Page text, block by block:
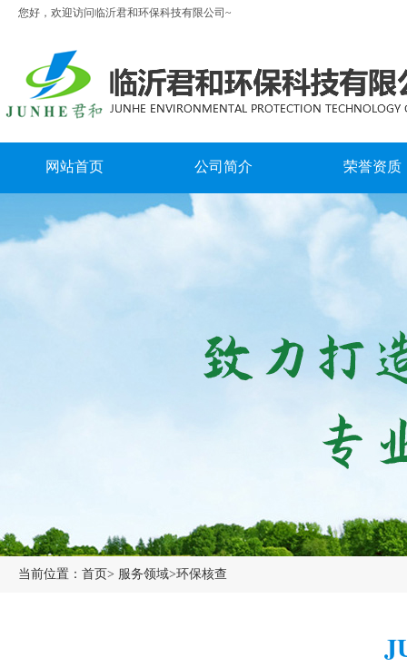
您好，欢迎访问临沂君和环保科技有限公司~
网站首页 公司简介 荣誉资质
当前位置： 首页> 服务领域>环保核查